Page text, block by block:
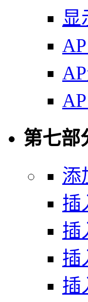
显
第七部
添
插
插
插
插